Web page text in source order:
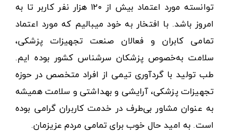
توانسته مورد اعتماد بیش از ۱۲۰ هزار نفر کاربر تا به
امروز باشد. با افتخار به خود میبالیم که مورد اعتماد
تمامی کابران و فعالان صنعت تجهیزات پزشکی،
سلامت به‌خصوص پزشکان سرشناس کشور بوده ایم.
طب تولید با گردآوری تیمی از افراد متخصص در حوزه
تجهیزات پزشکی، آرایشی و بهداشتی و سلامت همیشه
به عنوان مشاور بی‌طرف در خدمت کاربران گرامی بوده
است. به امید حال خوب برای تمامی مردم عزیزمان.